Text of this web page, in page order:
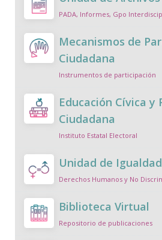
PADA, Informes, Gpo
Mecanismos de
Ciudadana
Instrumentos de participación
Educación Cívica y
Ciudadana
Instituto Estatal Electoral
Unidad de
Derechos Humanos y No
Biblioteca Virtual
Repositorio de publicaciones